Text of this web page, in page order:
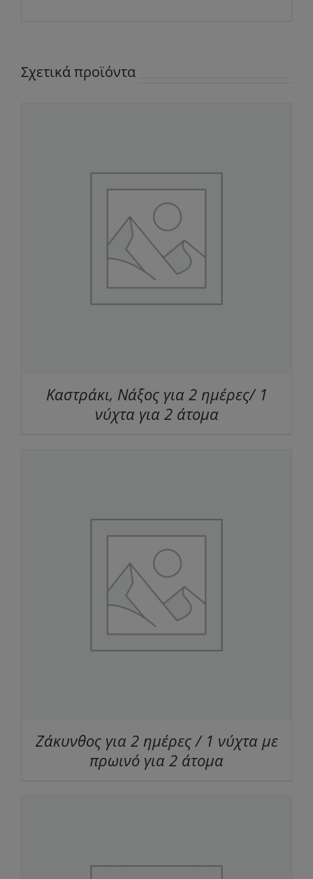
Σχετικά προϊόντα
Καστράκι, Νάξος για 2 ημέρες/ 1
νύχτα για 2 άτομα
Ζάκυνθος για 2 ημέρες / 1 νύχτα με
πρωινό για 2 άτομα